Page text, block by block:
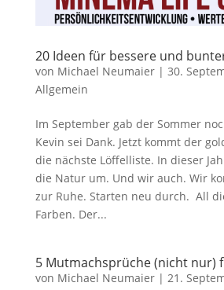
20 Ideen für bessere und
von Michael Neumaier| 30.
Allgemein
Im September gab der Sommer
Kevin sei Dank. Jetzt kommt der
die nächste Löffelliste. In dieser
die Natur um. Und wir auch. Wir
zur Ruhe. Starten neu durch. All
Farben. Der...
5 Mutmachsprüche (nicht nur)
von Michael Neumaier| 21.